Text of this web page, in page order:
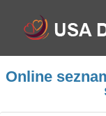
Online